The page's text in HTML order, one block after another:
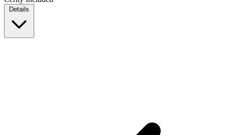
Details